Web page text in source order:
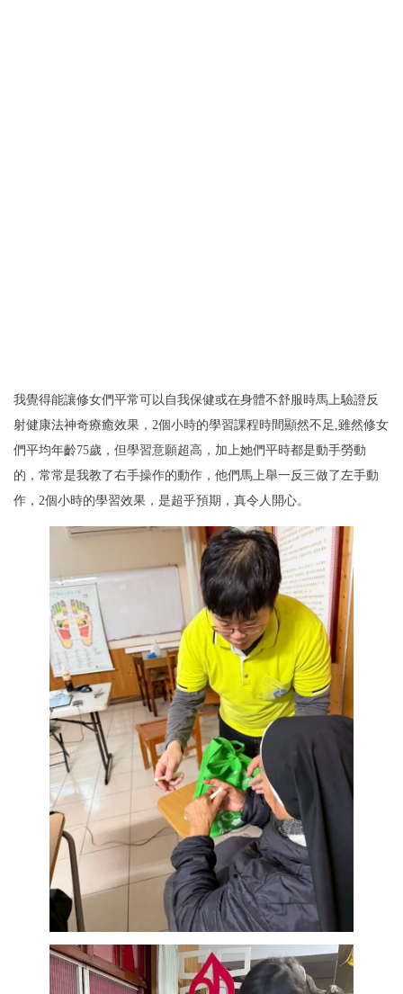
我覺得能讓修女們平常可以自我保健或在身體不舒服時馬上驗證反
射健康法神奇療癒效果，2個小時的學習課程時間顯然不足,雖然修女
們平均年齡75歲，但學習意願超高，加上她們平時都是動手勞動
的，常常是我教了右手操作的動作，他們馬上舉一反三做了左手動
作，2個小時的學習效果，是超乎預期，真令人開心。